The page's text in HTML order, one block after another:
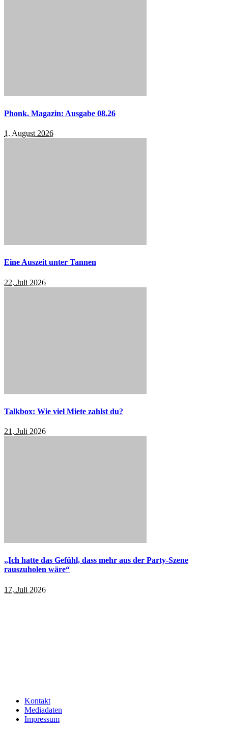
Phonk. Magazin: Ausgabe 08.26
1. August 2026
Eine Auszeit unter Tannen
22. Juli 2026
Talkbox: Wie viel Miete zahlst du?
21. Juli 2026
„Ich hatte das Gefühl, dass mehr aus der Party-Szene
rauszuholen wäre“
17. Juli 2026
Kontakt
Mediadaten
Impressum